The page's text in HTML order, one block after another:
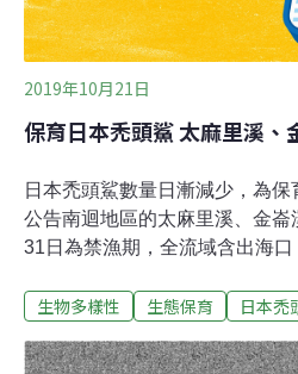
民代表大會前副主席馬賢德，20
2019年10月21日
保育日本禿頭鯊 太麻里溪、
日本禿頭鯊數量日漸減少，為
公告南迴地區的太麻里溪、金崙
31日為禁漁期，全流域含出海
日漸減少，地方希望能夠管制捕
結構調整，得以公告水產動植
生物多樣性 生態保育 日本禿